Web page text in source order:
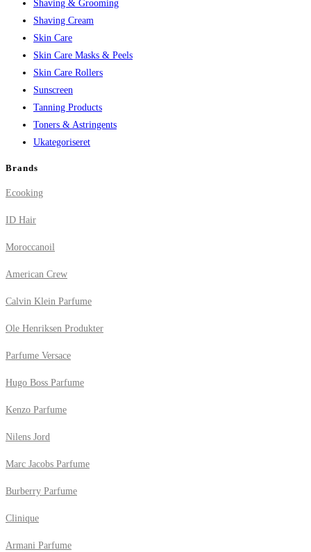
Shaving & Grooming
Shaving Cream
Skin Care
Skin Care Masks & Peels
Skin Care Rollers
Sunscreen
Tanning Products
Toners & Astringents
Ukategoriseret
Brands
Ecooking
ID Hair
Moroccanoil
American Crew
Calvin Klein Parfume
Ole Henriksen Produkter
Parfume Versace
Hugo Boss Parfume
Kenzo Parfume
Nilens Jord
Marc Jacobs Parfume
Burberry Parfume
Clinique
Armani Parfume